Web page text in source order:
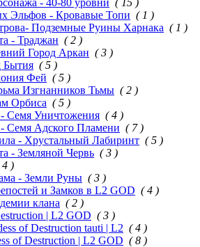
Эльфов - Кровавые Топи ( 1 )
Подземные Руины Харнака ( 1 )
- Траджан ( 2 )
Город Аркан ( 3 )
Бытия ( 5 )
Фей ( 5 )
Изгнанников Тьмы ( 2 )
Орбиса ( 5 )
Семя Уничтожения ( 4 )
Семя Адского Пламени ( 7 )
- Хрустальный Лабиринт ( 5 )
- Земляной Червь ( 3 )
4 )
- Земли Руны ( 3 )
и Замков в L2 GOD ( 4 )
клана ( 2 )
| L2 GOD ( 3 )
of Destruction tauti | L2 ( 4 )
of Destruction | L2 GOD ( 8 )